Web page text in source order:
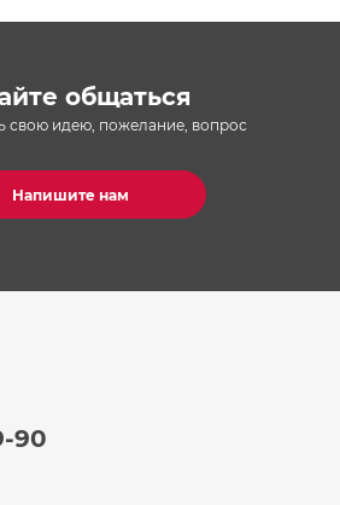
общаться
свою идею, пожелание, вопрос
Напишите нам
90